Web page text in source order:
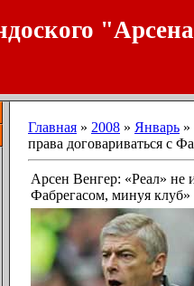
Главная » 2008 » Январь »
права договариваться с
Арсен Венгер: «Реал» не
Фабрегасом, минуя клуб»